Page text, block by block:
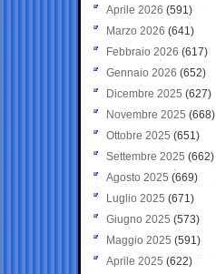
Aprile 2026 (591)
Marzo 2026 (641)
Febbraio 2026 (617)
Gennaio 2026 (652)
Dicembre 2025 (627)
Novembre 2025 (668)
Ottobre 2025 (651)
Settembre 2025 (662)
Agosto 2025 (669)
Luglio 2025 (671)
Giugno 2025 (573)
Maggio 2025 (591)
Aprile 2025 (622)